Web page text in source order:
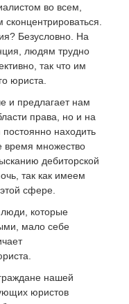
во всем,
Безусловно. На
людям трудно
так что им
юриста.
и предлагает нам
права, но и на
находить
время множество
дебиторской
так как имеем
сфере.
которые
мало себе
нашей
юристов